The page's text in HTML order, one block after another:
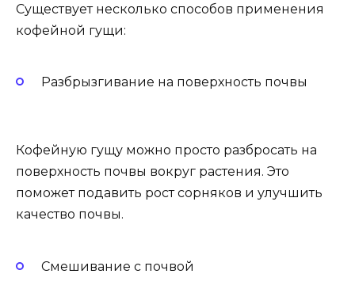
Существует несколько способов применения
кофейной гущи:
Разбрызгивание на поверхность почвы
Кофейную гущу можно просто разбросать на
поверхность почвы вокруг растения. Это
поможет подавить рост сорняков и улучшить
качество почвы.
Смешивание с почвой